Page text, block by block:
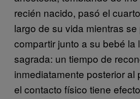
recién nacido, pasó el
largo de su vida mientras
compartir junto a su bebé la
sagrada: un tiempo de
inmediatamente posterior al
el contacto físico tiene